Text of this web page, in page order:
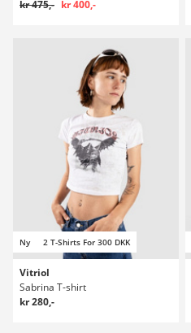
kr 475,- kr 400,-
Ny 2 T-Shirts For 300 DKK
Vitriol
Sabrina T-shirt
kr 280,-